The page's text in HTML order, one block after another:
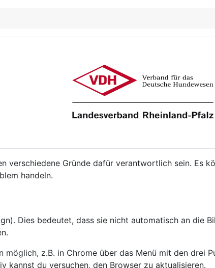
Gründe dafür verantwortlich sein. Es
handeln.
Dies bedeutet, dass sie nicht automatisch an die
z.B. in Chrome über das Menü mit den drei
du versuchen, den Browser zu aktualisieren.